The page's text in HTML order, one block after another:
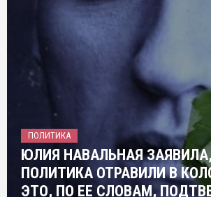
ПОЛИТИКА
ЮЛИЯ НАВАЛЬНАЯ
ПОЛИТИКА ОТРАВИЛИ В
ЭТО, ПО ЕЕ СЛОВАМ,